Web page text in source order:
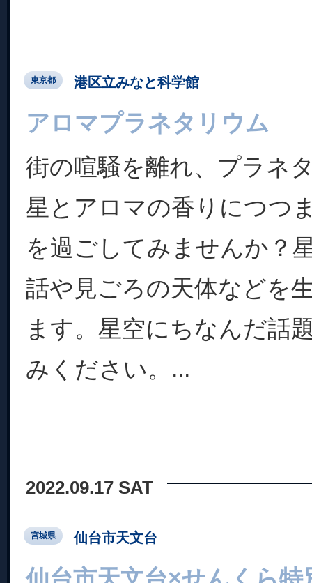
東京都 港区立みなと科学館
アロマプラネタリウム
街の喧騒を離れ、プラネ
星とアロマの香りにつつ
を過ごしてみませんか？
話や見ごろの天体などを
ます。星空にちなんだ話
みください。...
2022.09.17 SAT
宮城県 仙台市天文台